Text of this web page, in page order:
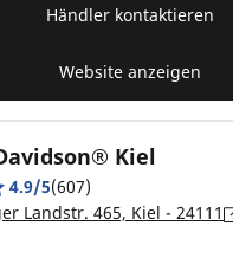
Händler kontaktieren
Website anzeigen
Kiel
4.9/5(607)
Landstr. 465, Kiel - 24111